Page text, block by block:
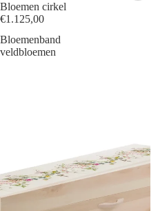
Bloemen cirkel
€1.125,00
Bloemenband
veldbloemen